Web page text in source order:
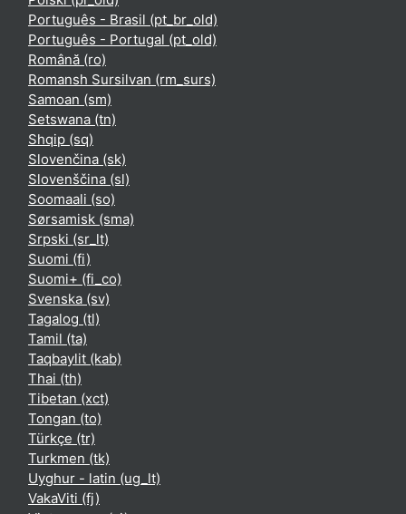
Português - Brasil ‎(pt_br_old)‎
Português - Portugal ‎(pt_old)‎
Română ‎(ro)‎
Romansh Sursilvan ‎(rm_surs)‎
Samoan ‎(sm)‎
Setswana ‎(tn)‎
Shqip ‎(sq)‎
Slovenčina ‎(sk)‎
Slovenščina ‎(sl)‎
Soomaali ‎(so)‎
Sørsamisk ‎(sma)‎
Srpski ‎(sr_lt)‎
Suomi ‎(fi)‎
Suomi+ ‎(fi_co)‎
Svenska ‎(sv)‎
Tagalog ‎(tl)‎
Tamil ‎(ta)‎
Taqbaylit ‎(kab)‎
Thai ‎(th)‎
Tibetan ‎(xct)‎
Tongan ‎(to)‎
Türkçe ‎(tr)‎
Turkmen ‎(tk)‎
Uyghur - latin ‎(ug_lt)‎
VakaViti ‎(fj)‎